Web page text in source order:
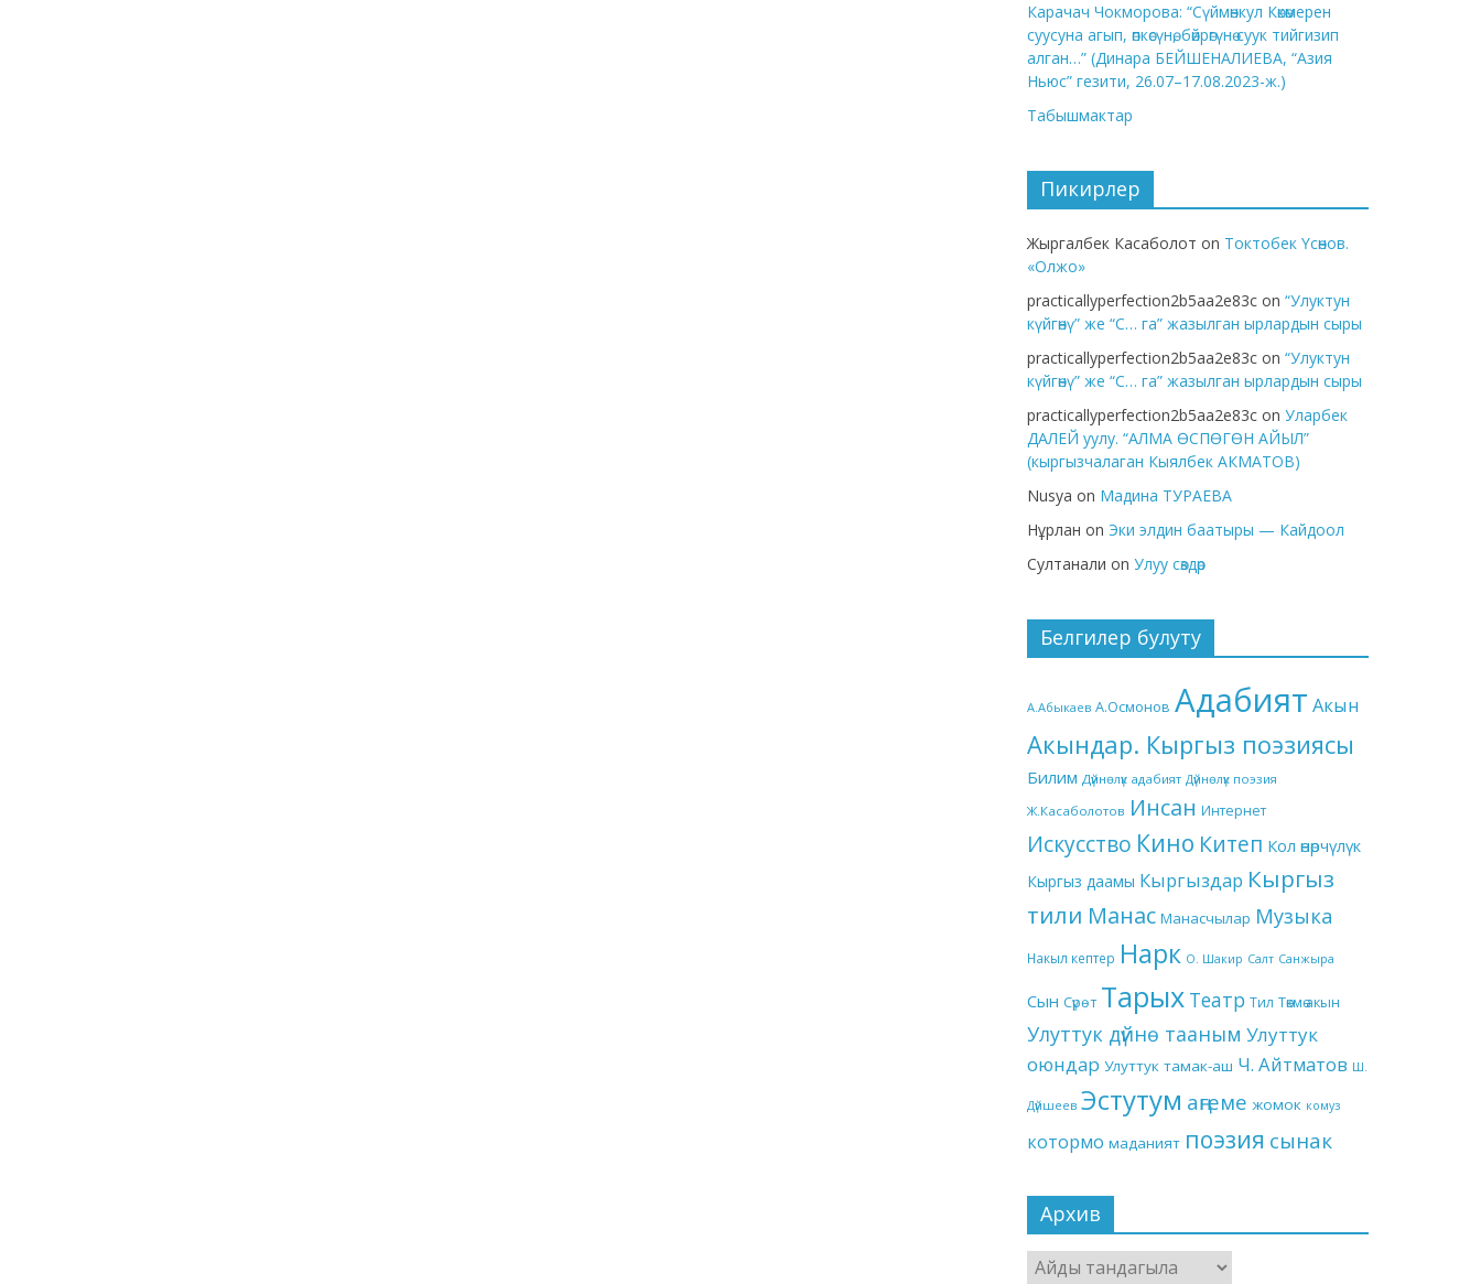
Карачач Чокморова: “Сүймөнкул Көкөмерен
суусуна агып, өпкөсүнө, бөйрөгүнө суук тийгизип
алган…” (Динара БЕЙШЕНАЛИЕВА, “Азия
Ньюс” гезити, 26.07–17.08.2023-ж.)
Табышмактар
Пикирлер
Жыргалбек Касаболот on Токтобек Үсөнов.
«Олжо»
practicallyperfection2b5aa2e83c on “Улуктун
күйгөнү” же “С… га” жазылган ырлардын сыры
practicallyperfection2b5aa2e83c on “Улуктун
күйгөнү” же “С… га” жазылган ырлардын сыры
practicallyperfection2b5aa2e83c on Уларбек
ДАЛЕЙ уулу. “АЛМА ӨСПӨГӨН АЙЫЛ”
(кыргызчалаган Кыялбек АКМАТОВ)
Nusya on Мадина ТУРАЕВА
Нұрлан on Эки элдин баатыры — Кайдоол
Султанали on Улуу сөздөр
Белгилер булуту
А.Абыкаев А.Осмонов Адабият Акын
Акындар. Кыргыз поэзиясы
Билим Дүйнөлүк адабият Дүйнөлүк поэзия
Ж.Касаболотов Инсан Интернет
Искусство Кино Китеп Кол өнөрчүлүк
Кыргыз даамы Кыргыздар Кыргыз
тили Манас Манасчылар Музыка
Накыл кептер Нарк О. Шакир Салт Санжыра
Сын Сүрөт Тарых Театр Тил Төкмө акын
Улуттук дүйнө тааным Улуттук
оюндар Улуттук тамак-аш Ч. Айтматов Ш.
Дүйшеев Эстутум аңгеме жомок комуз
котормо маданият поэзия сынак
Архив
Архив